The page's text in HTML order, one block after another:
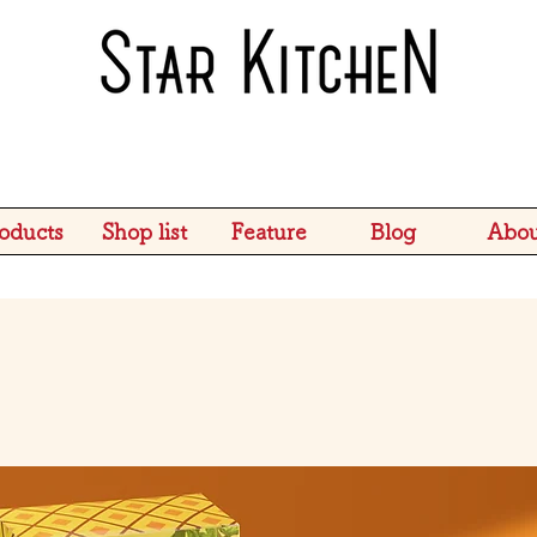
Shop list Feature Blog